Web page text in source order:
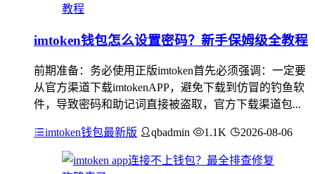
imtoken钱包怎么设置密码？新手保姆级全教程
前期准备：务必使用正版imtoken首先必须强调：一定要
从官方渠道下载imtokenAPP，避免下载到仿冒的钓鱼软
件，导致密码和助记词直接被盗取，官方下载渠道包...
imtoken钱包最新版 qbadmin 1.1K 2026-08-06